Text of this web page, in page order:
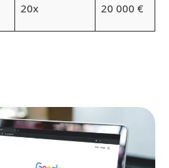
20x 20 000 €